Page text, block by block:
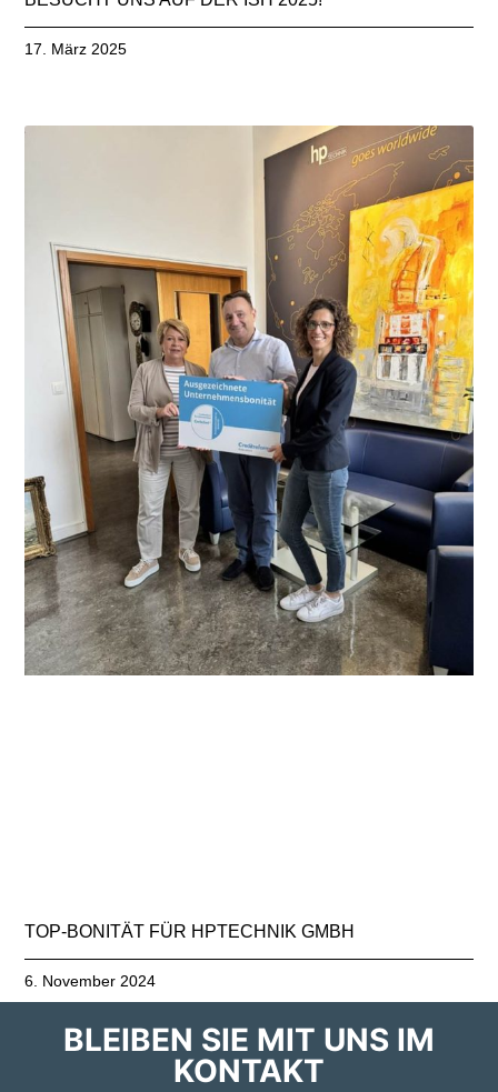
17. März 2025
TOP-BONITÄT FÜR HPTECHNIK GMBH
6. November 2024
BLEIBEN SIE MIT UNS IM
KONTAKT